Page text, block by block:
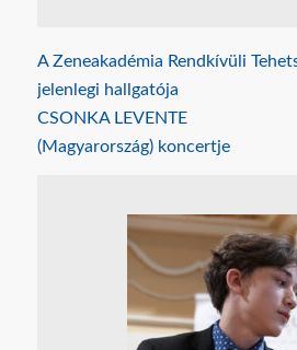
A Zeneakadémia Rendkívüli
jelenlegi hallgatója
CSONKA LEVENTE
(Magyarország) koncertje